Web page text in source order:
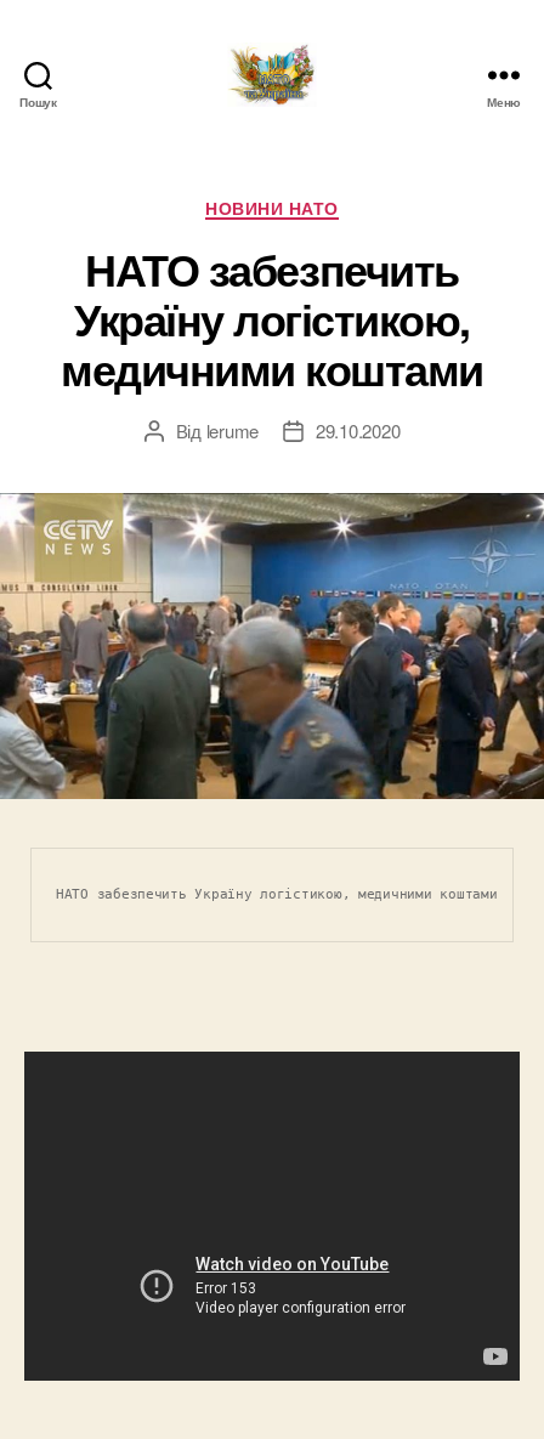
Пошук
Новини
про
НАТО
в
Україні
Меню
Категорії
НОВИНИ НАТО
НАТО забезпечить
Україну логістикою,
медичними коштами
Автор
Від lerume
Дата29.10.2020
НАТО забезпечить Україну логістикою, медичними коштами